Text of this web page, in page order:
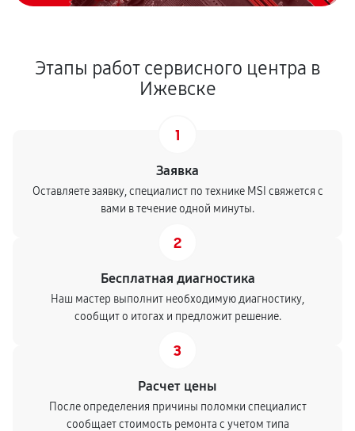
Этапы работ сервисного центра в
Ижевске
1
Заявка
Оставляете заявку, специалист по технике MSI свяжется с
вами в течение одной минуты.
2
Бесплатная диагностика
Наш мастер выполнит необходимую диагностику,
сообщит о итогах и предложит решение.
3
Расчет цены
После определения причины поломки специалист
сообщает стоимость ремонта с учетом типа